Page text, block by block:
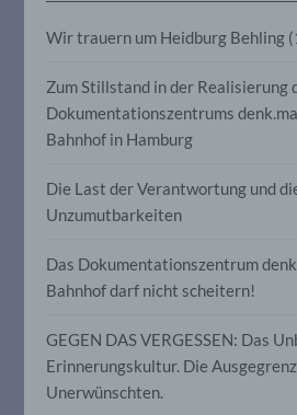
Wir trauern um Heidburg Behling
Zum Stillstand in der Realisierung
Dokumentationszentrums
Bahnhof in Hamburg
Die Last der Verantwortung und
Unzumutbarkeiten
Das Dokumentationszentrum
Bahnhof darf nicht scheitern!
GEGEN DAS VERGESSEN: Das
Erinnerungskultur. Die
Unerwünschten.
spezifischen
zugeordnet werden
aufbewahrt werden und
organisatorischen
personenbezogenen
natürlichen Person
g) Verantwortlicher
Verarbeitung
Verantwortlicher ist die
juristische Person,
oder andere Stelle, die